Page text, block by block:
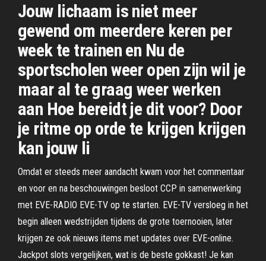
Jouw lichaam is niet meer
gewend om meerdere keren per
week te trainen en Nu de
sportscholen weer open zijn wil je
maar al te graag weer werken
aan Hoe bereidt je dit voor? Door
je ritme op orde te krijgen krijgen
kan jouw li
Omdat er steeds meer aandacht kwam voor het commentaar
en voor en na beschouwingen besloot CCP in samenwerking
met EVE-RADIO EVE-TV op te starten. EVE-TV versloeg in het
begin alleen wedstrijden tijdens de grote toernooien, later
krijgen ze ook nieuws items met updates over EVE-online.
Jackpot slots vergelijken, wat is de beste gokkast! Je kan